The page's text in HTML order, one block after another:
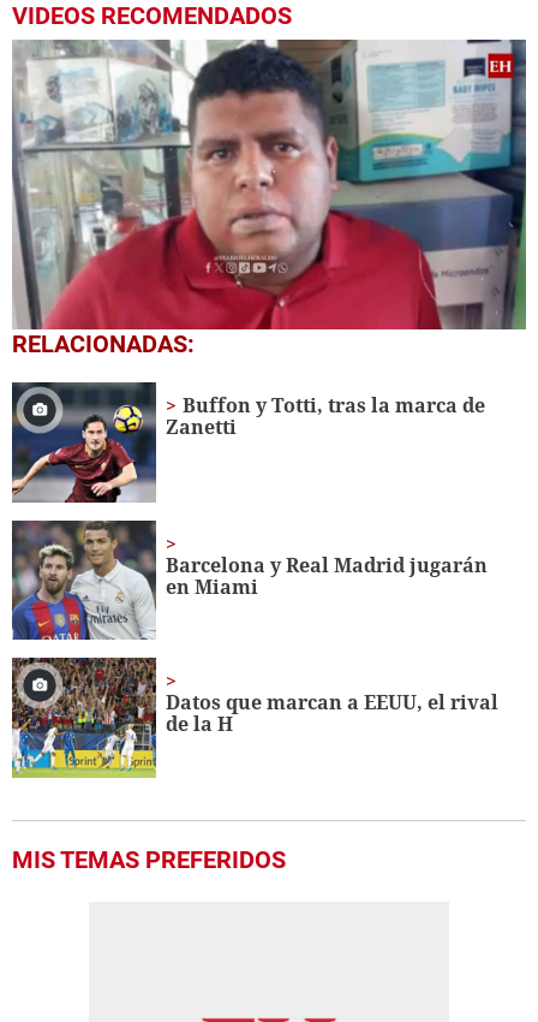
VIDEOS RECOMENDADOS
0
seconds
2
minutes,
2
seconds
RELACIONADAS:
Buffon y Totti, tras la marca de
Zanetti
Barcelona y Real Madrid jugarán
en Miami
Datos que marcan a EEUU, el rival
de la H
MIS TEMAS PREFERIDOS